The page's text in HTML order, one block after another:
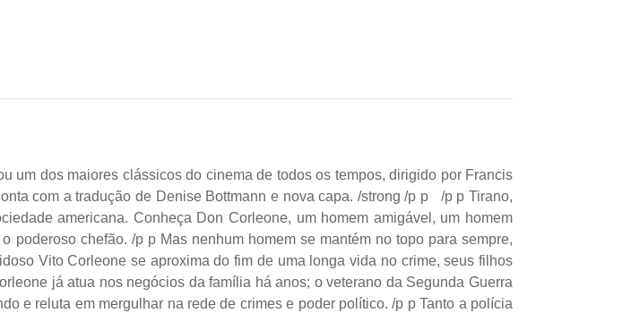
um dos maiores clássicos do cinema de todos os tempos, dirigido por Francis
com a tradução de Denise Bottmann e nova capa. /strong /p p /p p Tirano,
americana. Conheça Don Corleone, um homem amigável, um homem
poderoso chefão. /p p Mas nenhum homem se mantém no topo para sempre,
Vito Corleone se aproxima do fim de uma longa vida no crime, seus filhos
já atua nos negócios da família há anos; o veterano da Segunda Guerra
e reluta em mergulhar na rede de crimes e poder político. /p p Tanto a polícia